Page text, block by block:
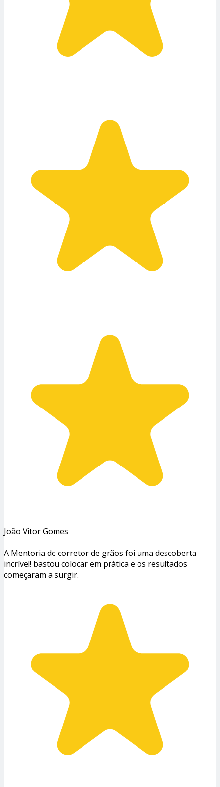
João Vitor Gomes
A Mentoria de corretor de grãos foi uma descoberta
incrível! bastou colocar em prática e os resultados
começaram a surgir.